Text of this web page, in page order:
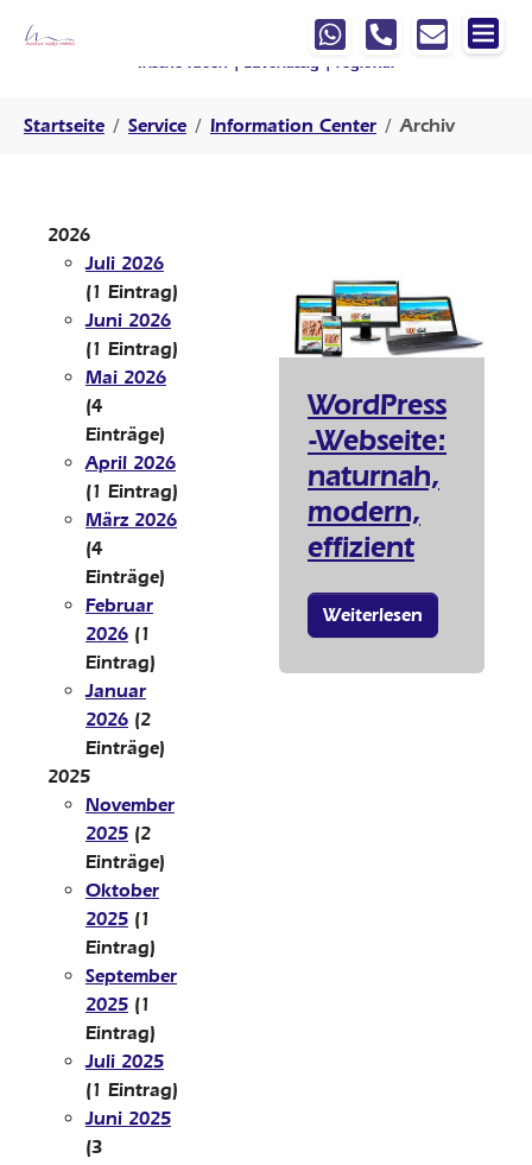
Ihre Werbeagentur, die mitdenkt !
frische Ideen | zuverlässig | regional
Startseite Service Information Center Archiv
2026
Juli 2026
(1 Eintrag)
Juni 2026
(1 Eintrag)
Mai 2026
(4
Einträge)
April 2026
(1 Eintrag)
März 2026
(4
Einträge)
Februar
2026 (1
Eintrag)
Januar
2026 (2
Einträge)
2025
November
2025 (2
Einträge)
Oktober
2025 (1
Eintrag)
September
2025 (1
Eintrag)
Juli 2025
(1 Eintrag)
Juni 2025
(3
WordPress
-Webseite:
naturnah,
modern,
effizient
Weiterlesen